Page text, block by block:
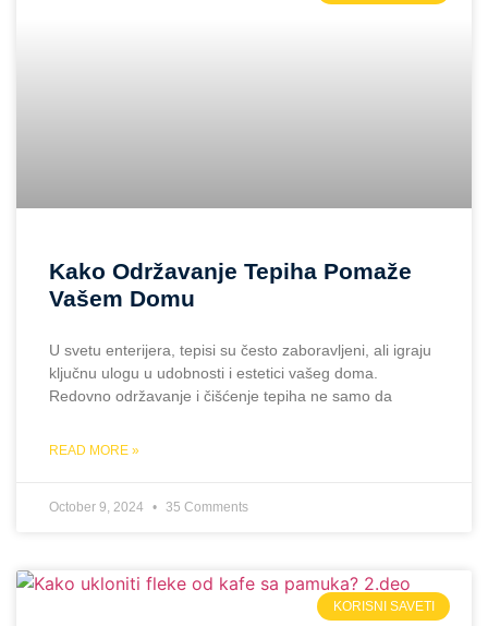
Kako Održavanje Tepiha Pomaže
Vašem Domu
U svetu enterijera, tepisi su često zaboravljeni, ali igraju
ključnu ulogu u udobnosti i estetici vašeg doma.
Redovno održavanje i čišćenje tepiha ne samo da
READ MORE »
October 9, 2024 35 Comments
KORISNI SAVETI